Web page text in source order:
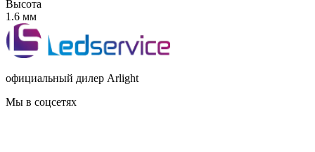
Высота
1.6 мм
официальный дилер Arlight
Мы в соцсетях